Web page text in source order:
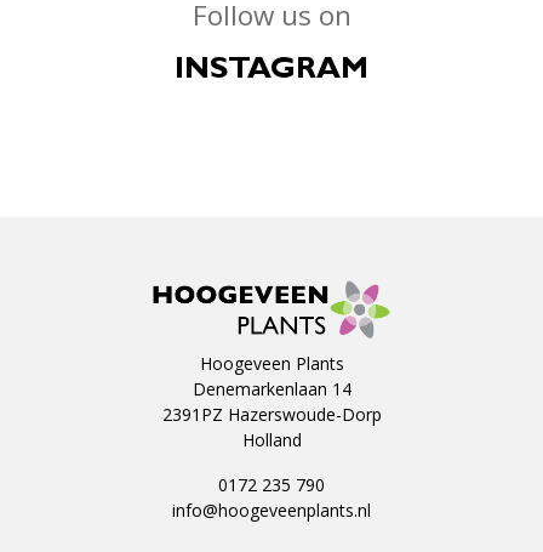
Follow us on
INSTAGRAM
Hoogeveen Plants
Denemarkenlaan 14
2391PZ Hazerswoude-Dorp
Holland
0172 235 790
info@hoogeveenplants.nl